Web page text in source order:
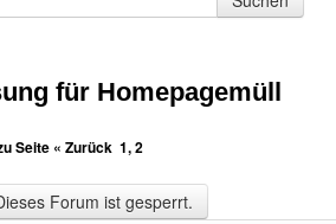
für Homepagemüll
Seite « Zurück 1,2
Forum ist gesperrt.